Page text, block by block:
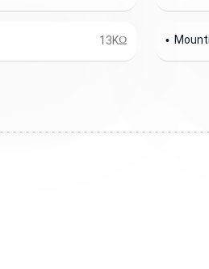
13KΩ